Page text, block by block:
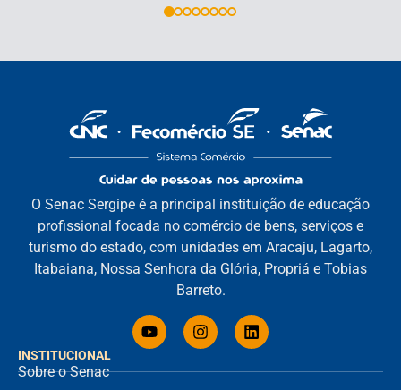
INSTITUCIONAL
Sobre o Senac
O Senac Sergipe é a principal instituição de educação
profissional focada no comércio de bens, serviços e
turismo do estado, com unidades em Aracaju, Lagarto,
Itabaiana, Nossa Senhora da Glória, Propriá e Tobias
Barreto.